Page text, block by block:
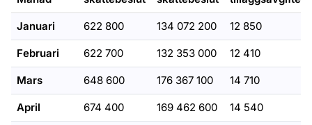
Januari 622 800 134 072 200 12 850
Februari 622 700 132 353 000 12 410
Mars 648 600 176 367 100 14 710
April 674 400 169 462 600 14 540